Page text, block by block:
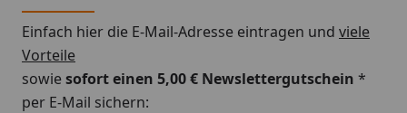
Einfach hier die E-Mail-Adresse eintragen und viele
Vorteile
sowiesofort einen 5,00 € Newslettergutschein *
per E-Mail sichern: